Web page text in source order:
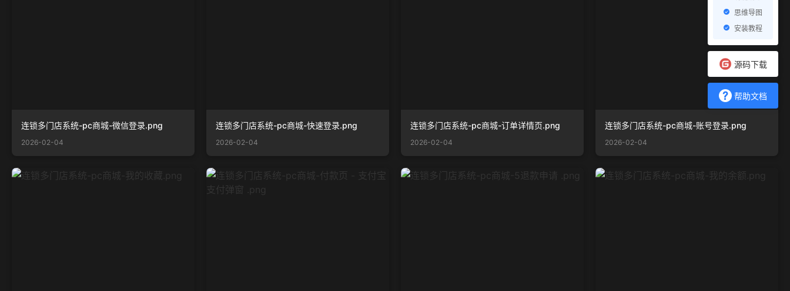
思维导图
安装教程
源码下载
帮助文档
连锁多门店系统-pc商城-微信登录.png
2026-02-04
连锁多门店系统-pc商城-快速登录.png
2026-02-04
连锁多门店系统-pc商城-订单详情页.png
2026-02-04
连锁多门店系统-pc商城-账号登录.png
2026-02-04